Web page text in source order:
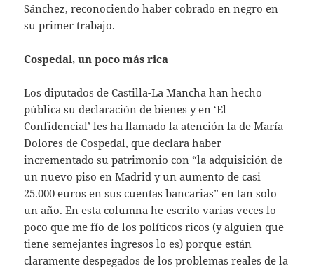
Sánchez, reconociendo haber cobrado en negro en
su primer trabajo.
Cospedal, un poco más rica
Los diputados de Castilla-La Mancha han hecho
pública su declaración de bienes y en ‘El
Confidencial’ les ha llamado la atención la de María
Dolores de Cospedal, que declara haber
incrementado su patrimonio con “la adquisición de
un nuevo piso en Madrid y un aumento de casi
25.000 euros en sus cuentas bancarias” en tan solo
un año. En esta columna he escrito varias veces lo
poco que me fío de los políticos ricos (y alguien que
tiene semejantes ingresos lo es) porque están
claramente despegados de los problemas reales de la